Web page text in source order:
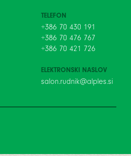
TELEFON
+386 70 430 191
+386 70 476 767
+386 70 421 726
ELEKTRONSKI NASLOV
salon.rudnik@alples.si